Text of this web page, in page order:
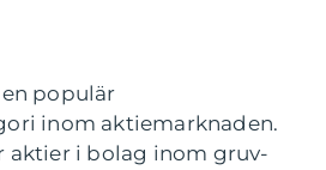
populär
inom aktiemarknaden.
aktier i bolag inom gruv-